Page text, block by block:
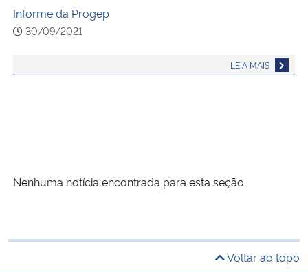
Informe da Progep
30/09/2021
LEIA MAIS
Nenhuma notícia encontrada para esta seção.
Voltar ao topo